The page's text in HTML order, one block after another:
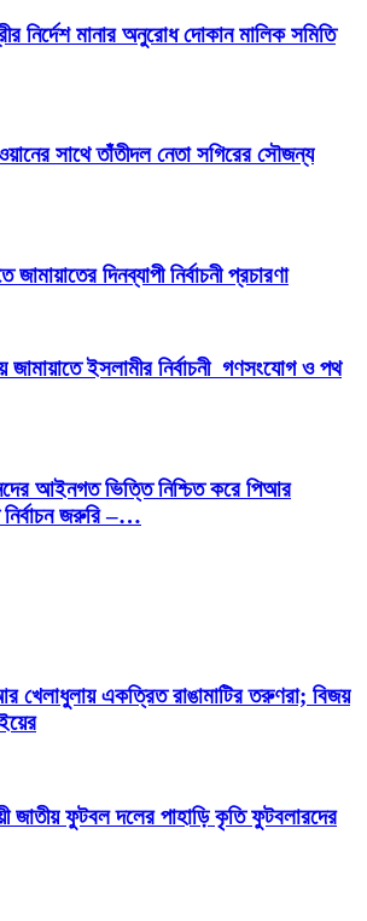
নির্দেশ মানার অনুরোধ দোকান মালিক সমিতি
সাথে তাঁতীদল নেতা সগিরের সৌজন্য
জামায়াতের দিনব্যাপী নির্বাচনী প্রচারণা
জামায়াতে ইসলামীর নির্বাচনী গণসংযোগ ও পথ
আইনগত ভিত্তি নিশ্চিত করে পিআর
জরুরি –…
খেলাধুলায় একত্রিত রাঙামাটির তরুণরা; বিজয়
জাতীয় ফুটবল দলের পাহাড়ি কৃতি ফুটবলারদের